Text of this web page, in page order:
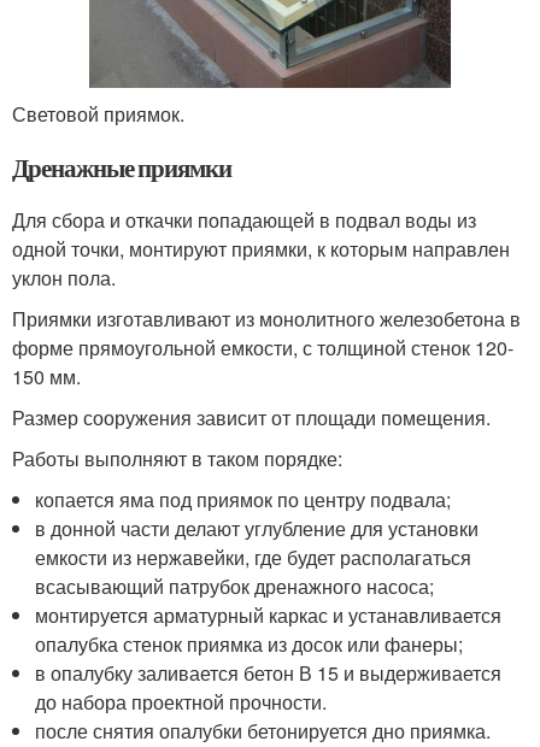
Световой приямок.
Дренажные приямки
Для сбора и откачки попадающей в подвал воды из
одной точки, монтируют приямки, к которым направлен
уклон пола.
Приямки изготавливают из монолитного железобетона в
форме прямоугольной емкости, с толщиной стенок 120-
150 мм.
Размер сооружения зависит от площади помещения.
Работы выполняют в таком порядке:
копается яма под приямок по центру подвала;
в донной части делают углубление для установки
емкости из нержавейки, где будет располагаться
всасывающий патрубок дренажного насоса;
монтируется арматурный каркас и устанавливается
опалубка стенок приямка из досок или фанеры;
в опалубку заливается бетон В 15 и выдерживается
до набора проектной прочности.
после снятия опалубки бетонируется дно приямка.